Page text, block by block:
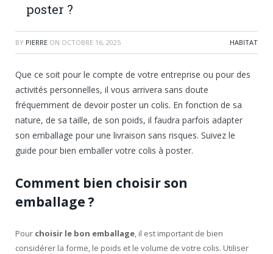
poster ?
BY PIERRE ON OCTOBRE 16, 2025 HABITAT
Que ce soit pour le compte de votre entreprise ou pour des
activités personnelles, il vous arrivera sans doute
fréquemment de devoir poster un colis. En fonction de sa
nature, de sa taille, de son poids, il faudra parfois adapter
son emballage pour une livraison sans risques. Suivez le
guide pour bien emballer votre colis à poster.
Comment bien choisir son
emballage ?
Pour choisir le bon emballage, il est important de bien
considérer la forme, le poids et le volume de votre colis. Utiliser